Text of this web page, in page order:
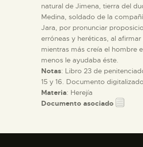
natural de Jimena, tierra del
Medina, soldado de la
Jara, por pronunciar
erróneas y heréticas, al afirmar
mientras más creía el hombre
menos le ayudaba éste.
Notas: Libro 23 de
15 y 16. Documento
Materia: Herejía
Documento asociado